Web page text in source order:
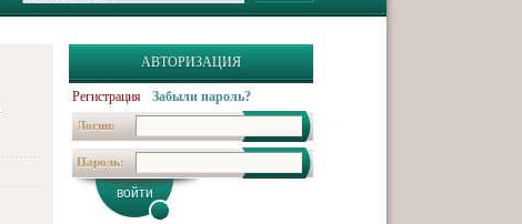
АВТОРИЗАЦИЯ
Регистрация Забыли пароль?
Логин:
Пароль: